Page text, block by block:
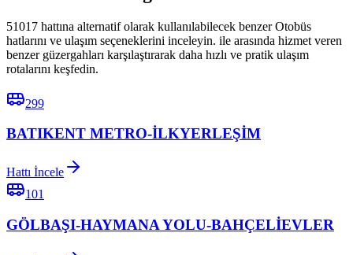
51017 hattına alternatif olarak kullanılabilecek benzer Otobüs
hatlarını ve ulaşım seçeneklerini inceleyin. ile arasında hizmet veren
benzer güzergahları karşılaştırarak daha hızlı ve pratik ulaşım
rotalarını keşfedin.
299
BATIKENT METRO-İLKYERLEŞİM
Hattı İncele
101
GÖLBAŞI-HAYMANA YOLU-BAHÇELİEVLER